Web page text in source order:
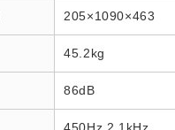
205×1090×463
45.2kg
86dB